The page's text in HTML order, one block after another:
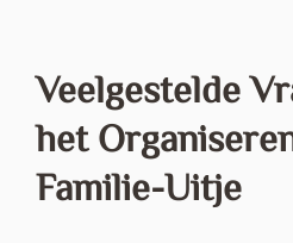
Veelgestelde
het
Familie-Uitje